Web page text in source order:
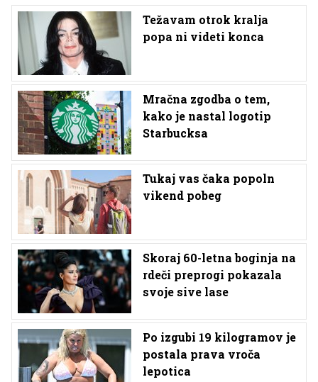
Težavam otrok kralja
popa ni videti konca
Mračna zgodba o tem,
kako je nastal logotip
Starbucksa
Tukaj vas čaka popoln
vikend pobeg
Skoraj 60-letna boginja na
rdeči preprogi pokazala
svoje sive lase
Po izgubi 19 kilogramov je
postala prava vroča
lepotica